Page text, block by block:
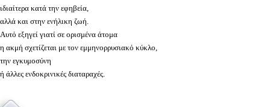
ιδιαίτερα κατά την εφηβεία,
αλλά και στην ενήλικη ζωή.
Αυτό εξηγεί γιατί σε ορισμένα άτομα
η ακμή σχετίζεται με τον εμμηνορρυσιακό κύκλο,
την εγκυμοσύνη
ή άλλες ενδοκρινικές διαταραχές.